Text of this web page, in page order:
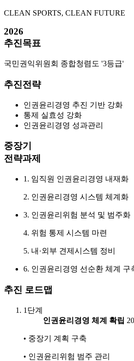
CLEAN SPORTS, CLEAN FUTURE
2026
추진목표
국민권익위원회 종합청렴도 '3등급'
추진전략
인권윤리경영 추진 기반 강화
통제 실효성 강화
인권윤리경영 성과관리
중장기
전략과제
1. 임직원 인권윤리경영 내재화
2. 인권윤리경영 시스템 체계화
3. 인권윤리위험 분석 및 범주화
4. 위험 통제 시스템 마련
5. 내·외부 견제시스템 정비
6. 인권윤리경영 선순환 체계 구
추진 로드맵
1단계
인권윤리경영 체계 확립
• 중장기 계획 구축
• 인권윤리위험 범주 관리